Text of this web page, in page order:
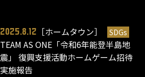
2025.8.12 ［ホームタウン］ SDGs
TEAM AS ONE「令和6年能登半島地
震」 復興支援活動ホームゲーム招待
実施報告